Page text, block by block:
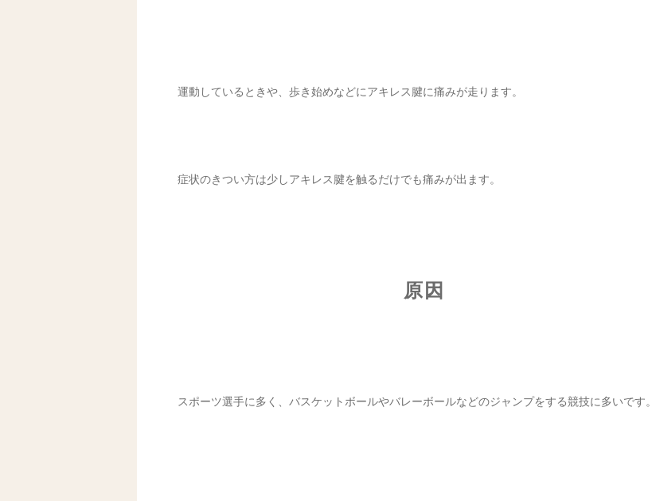
運動しているときや、歩き始めなどにアキレス腱に痛みが走ります。
症状のきつい方は少しアキレス腱を触るだけでも痛みが出ます。
原因
スポーツ選手に多く、バスケットボールやバレーボールなどのジャンプをする競技に多いです。